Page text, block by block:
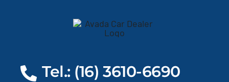
Tel.: (16) 3610-6690